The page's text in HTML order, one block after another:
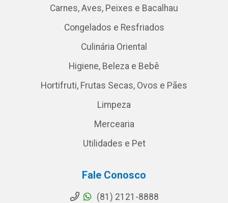
Carnes, Aves, Peixes e Bacalhau
Congelados e Resfriados
Culinária Oriental
Higiene, Beleza e Bebê
Hortifruti, Frutas Secas, Ovos e Pães
Limpeza
Mercearia
Utilidades e Pet
Fale Conosco
(81) 2121-8888